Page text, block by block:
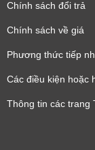
Chính sách đổi trả
Chính sách về giá
Phương thức tiếp
Các điều kiện hoặc
Thông tin các trang